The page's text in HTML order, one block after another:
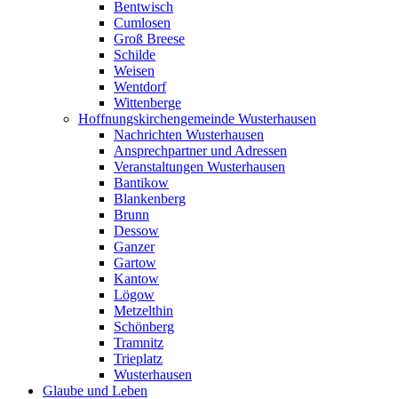
Bentwisch
Cumlosen
Groß Breese
Schilde
Weisen
Wentdorf
Wittenberge
Hoffnungskirchengemeinde Wusterhausen
Nachrichten Wusterhausen
Ansprechpartner und Adressen
Veranstaltungen Wusterhausen
Bantikow
Blankenberg
Brunn
Dessow
Ganzer
Gartow
Kantow
Lögow
Metzelthin
Schönberg
Tramnitz
Trieplatz
Wusterhausen
Glaube und Leben